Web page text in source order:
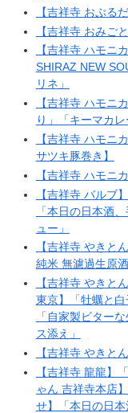
【吉祥寺 おぷる
【吉祥寺 おみご
【吉祥寺 ハモニ
SHIRAZ NEW
リネ」
【吉祥寺 ハモニ
り」「キーマカ
【吉祥寺 ハモニ
サツキ豚巻き】
【吉祥寺 ハモニ
【吉祥寺 バルブ
「本日の日本酒
ュー」
【吉祥寺 やきと
純米 無濾過生原
【吉祥寺 やきと
東京】「牡蠣と白
「自家製ビター
ス添え」
【吉祥寺 やきと
【吉祥寺 龍龍】
ゃん 吉祥寺本店
せ】「本日の日